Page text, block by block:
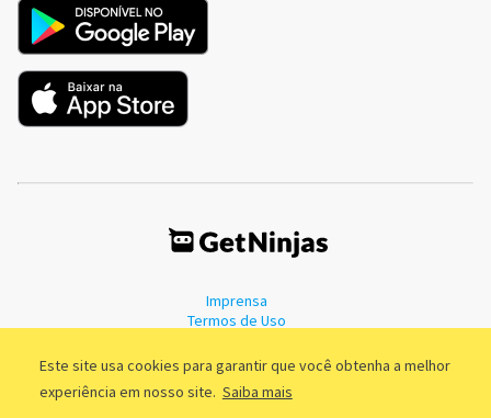
Este site usa cookies para garantir que você obtenha a melhor
experiência em nosso site. Saiba mais
Imprensa
Termos de Uso